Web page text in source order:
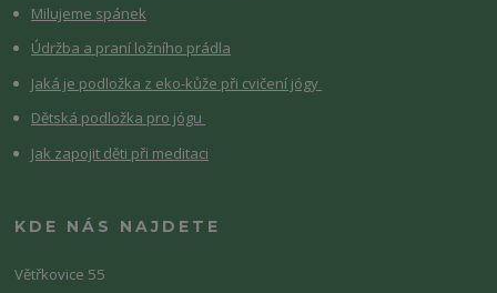
Milujeme spánek
Údržba a praní ložního prádla
Jaká je podložka z eko-kůže při cvičení jógy
Dětská podložka pro jógu
Jak zapojit děti při meditaci
KDE NÁS NAJDETE
Větřkovice 55